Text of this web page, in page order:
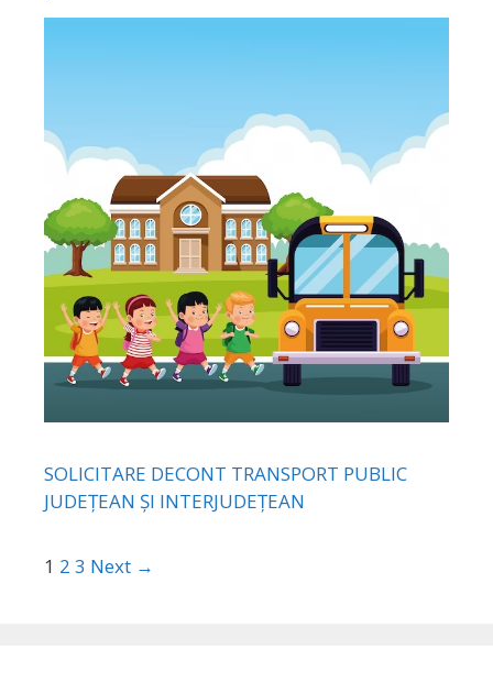
SOLICITARE DECONT TRANSPORT PUBLIC
JUDEȚEAN ȘI INTERJUDEȚEAN
1 2 3 Next →